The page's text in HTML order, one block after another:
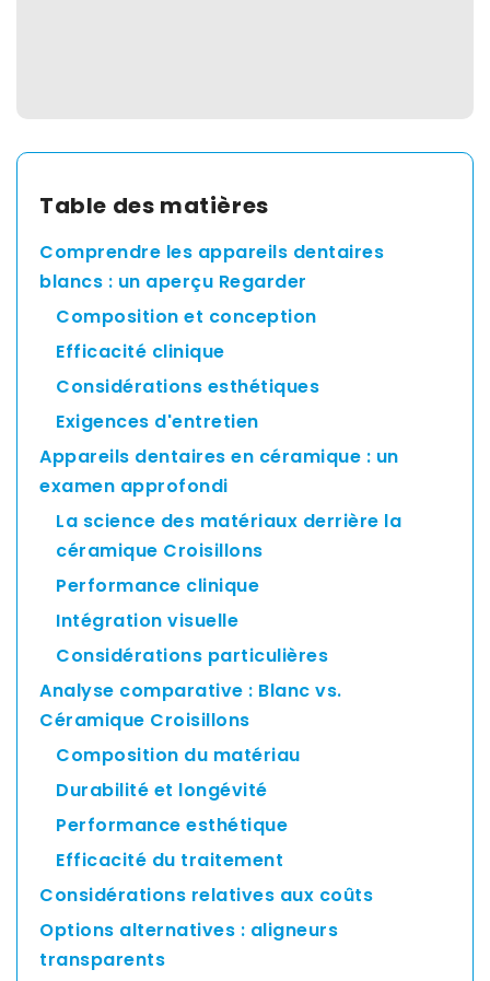
Switzerland
Asia
Pacific
Australia
New
Zealand
Malaysia
Table des matières
Comprendre les appareils dentaires
blancs : un aperçu Regarder
Composition et conception
Efficacité clinique
Considérations esthétiques
Exigences d'entretien
Appareils dentaires en céramique : un
examen approfondi
La science des matériaux derrière la
céramique Croisillons
Performance clinique
Intégration visuelle
Considérations particulières
Analyse comparative : Blanc vs.
Céramique Croisillons
Composition du matériau
Durabilité et longévité
Performance esthétique
Efficacité du traitement
Considérations relatives aux coûts
Options alternatives : aligneurs
transparents